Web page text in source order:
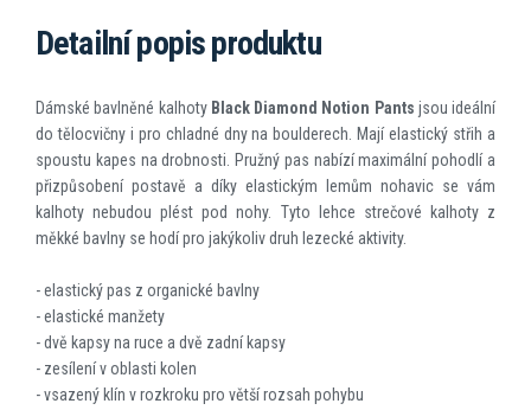
Detailní popis produktu
Dámské bavlněné kalhoty Black Diamond Notion Pants jsou ideální
do tělocvičny i pro chladné dny na boulderech. Mají elastický střih a
spoustu kapes na drobnosti. Pružný pas nabízí maximální pohodlí a
přizpůsobení postavě a díky elastickým lemům nohavic se vám
kalhoty nebudou plést pod nohy. Tyto lehce strečové kalhoty z
měkké bavlny se hodí pro jakýkoliv druh lezecké aktivity.
- elastický pas z organické bavlny
- elastické manžety
- dvě kapsy na ruce a dvě zadní kapsy
- zesílení v oblasti kolen
- vsazený klín v rozkroku pro větší rozsah pohybu